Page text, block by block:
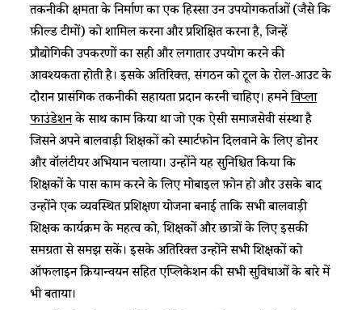
तकनीकी क्षमता के निर्माण का एक हिस्सा उन उपयोगकर्ताओं (जैसे कि
फ़ील्ड टीमों) को शामिल करना और प्रशिक्षित करना है, जिन्हें
प्रौद्योगिकी उपकरणों का सही और लगातार उपयोग करने की
आवश्यकता होती है। इसके अतिरिक्त, संगठन को टूल के रोल-आउट के
दौरान प्रासंगिक तकनीकी सहायता प्रदान करनी चाहिए। हमनेविप्ला
फाउंडेशनके साथ काम किया था जो एक ऐसी समाजसेवी संस्था है
जिसने अपने बालवाड़ी शिक्षकों को स्मार्टफोन दिलवाने के लिए डोनर
और वॉलंटीयर अभियान चलाया। उन्होंने यह सुनिश्चित किया कि
शिक्षकों के पास काम करने के लिए मोबाइल फ़ोन हो और उसके बाद
उन्होंने एक व्यवस्थित प्रशिक्षण योजना बनाई ताकि सभी बालवाड़ी
शिक्षक कार्यक्रम के महत्व को, शिक्षकों और छात्रों के लिए इसकी
समग्रता से समझ सकें। इसके अतिरिक्त उन्होंने सभी शिक्षकों को
ऑफलाइन क्रियान्वयन सहित एप्लिकेशन की सभी सुविधाओं के बारे में
भी बताया।